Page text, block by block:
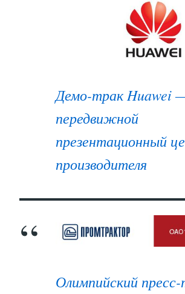
Демо-трак Huawei
передвижной
презентационный
производителя
Олимпийский